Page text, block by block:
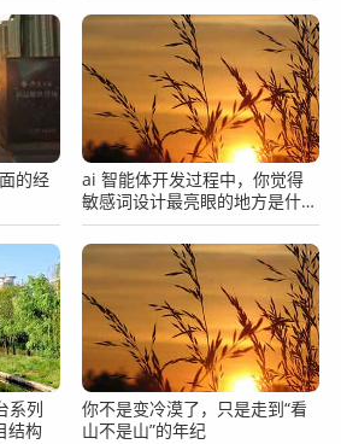
的经
ai 智能体开发过程中，你觉得
敏感词设计最亮眼的地方是什
么？
系列
结构
你不是变冷漠了，只是走到“看
山不是山”的年纪